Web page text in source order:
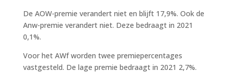
De AOW-premie verandert niet en blijft 17,9%. Ook de
Anw-premie verandert niet. Deze bedraagt in 2021
0,1%.
Voor het AWf worden twee premiepercentages
vastgesteld. De lage premie bedraagt in 2021 2,7%.